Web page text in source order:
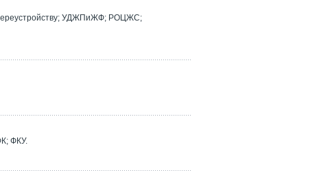
УДЖПиЖФ; РОЦЖС;
ФКУ.